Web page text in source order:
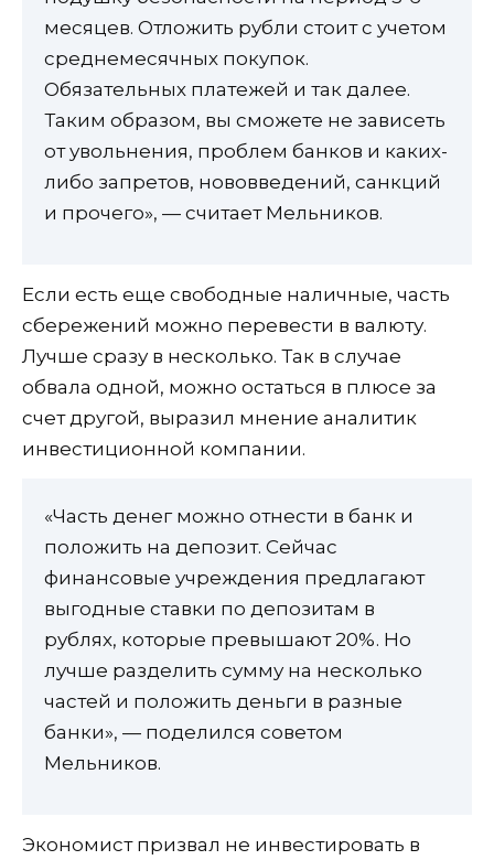
месяцев. Отложить рубли стоит с учетом
среднемесячных покупок.
Обязательных платежей и так далее.
Таким образом, вы сможете не зависеть
от увольнения, проблем банков и каких-
либо запретов, нововведений, санкций
и прочего», — считает Мельников.
Если есть еще свободные наличные, часть
сбережений можно перевести в валюту.
Лучше сразу в несколько. Так в случае
обвала одной, можно остаться в плюсе за
счет другой, выразил мнение аналитик
инвестиционной компании.
«Часть денег можно отнести в банк и
положить на депозит. Сейчас
финансовые учреждения предлагают
выгодные ставки по депозитам в
рублях, которые превышают 20%. Но
лучше разделить сумму на несколько
частей и положить деньги в разные
банки», — поделился советом
Мельников.
Экономист призвал не инвестировать в